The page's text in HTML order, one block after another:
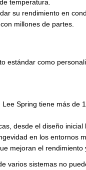
temperatura.
su rendimiento en
millones de partes.
estándar como
Spring tiene más de
desde el diseño inicial
en los entornos
mejoran el rendimiento
varios sistemas no